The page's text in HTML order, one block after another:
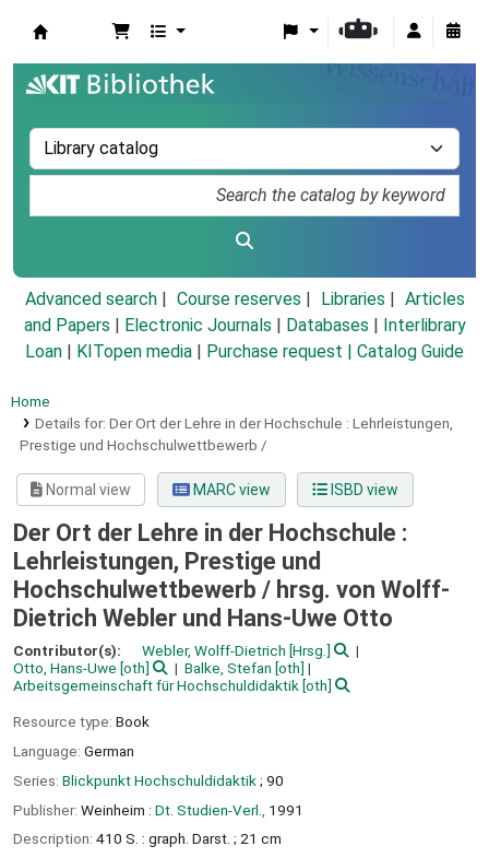
Advanced search Course reserves Libraries
Articles
and Papers
Electronic Journals Databases
Interlibrary
Loan
KITopen media Purchase request | Catalog Guide
Home
Details for: Der Ort der Lehre in der Hochschule : Lehrleistungen,
Prestige und Hochschulwettbewerb /
Normal view MARC view ISBD view
Der Ort der Lehre in der Hochschule :
Lehrleistungen, Prestige und
Hochschulwettbewerb / hrsg. von Wolff-
Dietrich Webler und Hans-Uwe Otto
Contributor(s): Webler, Wolff-Dietrich [Hrsg.]
Otto, Hans-Uwe [oth] Balke, Stefan [oth]
Arbeitsgemeinschaft für Hochschuldidaktik [oth]
Resource type: Book
Language: German
Series: Blickpunkt Hochschuldidaktik ; 90
Publisher: Weinheim : Dt. Studien-Verl.,
1991
Description: 410 S. : graph. Darst. ; 21 cm